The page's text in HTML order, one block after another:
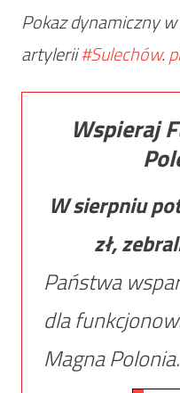
Pokaz dynamiczny
artylerii#Sulechów.
Wspieraj
W sierpniu
zł,
Państwa
dla
Magna Polonia.